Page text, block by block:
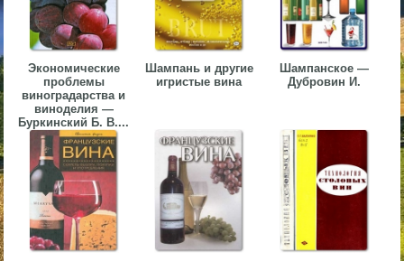
Экономические
проблемы
виноградарства и
виноделия —
Буркинский Б. В....
Шампань и другие
игристые вина
Шампанское —
Дубровин И.
▼
▼